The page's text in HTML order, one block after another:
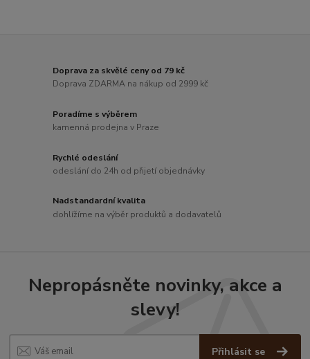
Doprava za skvělé ceny od 79 kč
Doprava ZDARMA na nákup od 2999 kč
Poradíme s výběrem
kamenná prodejna v Praze
Rychlé odeslání
odeslání do 24h od přijetí objednávky
Nadstandardní kvalita
dohlížíme na výběr produktů a dodavatelů
Nepropásněte novinky, akce a
slevy!
Přihlásit se